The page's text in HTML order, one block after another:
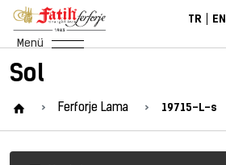
TR EN
Menü
Sol
Ferforje Lama 19715-L-s